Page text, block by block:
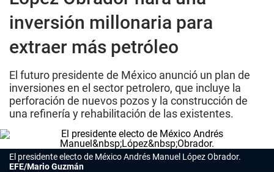
inversión millonaria para
extraer más petróleo
El futuro presidente de México anunció un plan de
inversiones en el sector petrolero, que incluye la
perforación de nuevos pozos y la construcción de
una refinería y rehabilitación de las existentes.
El presidente electo de México Andrés Manuel López Obrador.
EFE/Mario Guzmán